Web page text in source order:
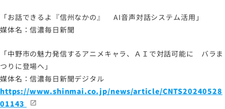
サイトのご利用について
ソーシャルメディアポリシー
プライバシーポリシー
情報セキュリティポリシー
「お話できるよ『信州なかの』 AI音声対話システム活用」
媒体名：信濃毎日新聞
「中野市の魅力発信するアニメキャラ、ＡＩで対話可能に バラま
つりに登場へ」
媒体名：信濃毎日新聞デジタル
https://www.shinmai.co.jp/news/article/CNTS20240528
01143